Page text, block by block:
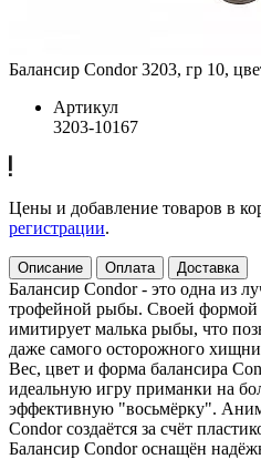
Балансир Condor 3203, гр 10,
Артикул
3203-10167
Цены и добавление товаров в
регистрации.
Описание Оплата Доставка
Балансир Condor - это одна из
трофейной рыбы. Своей формой
имитирует малька рыбы, что
даже самого осторожного
Вес, цвет и форма балансира
идеальную игру приманки на
эффективную "восьмёрку".
Condor создаётся за счёт
Балансир Condor оснащён